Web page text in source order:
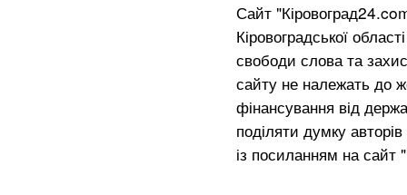
Сайт
Кіровоградської
свободи слова та
сайту не належать до
фінансування від
поділяти думку
із посиланням на сайт